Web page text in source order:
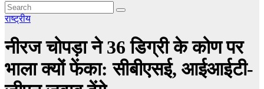
राष्ट्रीय
नीरज चोपड़ा ने 36 डिग्री के कोण पर
भाला क्यों फेंका: सीबीएसई, आईआईटी-